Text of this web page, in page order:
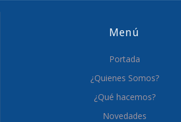
Menú
Portada
¿Quienes Somos?
¿Qué hacemos?
Novedades